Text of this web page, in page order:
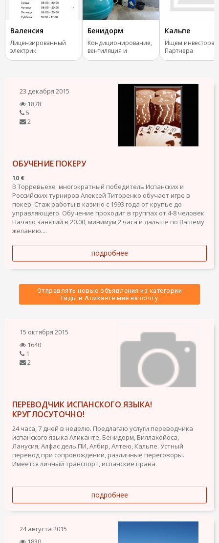
Валенсия
Лицензированный
электрик
Бенидорм
Кондиционирование,
вентиляция и
отопление.
Кальпе
Ищем инвестора
Партнера
23 декабря 2015
1878
5
2
ОБУЧЕНИЕ ПОКЕРУ
10 €
В Торревьехе многократный победитель Испанских и
Российских турниров Алексей Титоренко обучает игре в
покер. Стаж работы в казино с 1993 года от крупье до
управляющего. Обучение проходит в группах от 4-8 человек.
Начало занятий в 20.00, минимум 2 часа и дальше по Вашему
желанию....
подробнее
Отправлять новые объявления из категории
Гиды в Аликанте мне на почту
15 октября 2015
1640
1
2
ПЕРЕВОДЧИК ИСПАНСКОГО ЯЗЫКА!
КРУГЛОСУТОЧНО!
24 часа, 7 дней в неделю. Предлагаю услуги переводчика
испанского языка Аликанте, Бенидорм, Виллахойоса,
Ланусия, Алфас дель ПИ, Албир, Алтею, Кальпе. Устный
перевод при сопровождении, различные переговоры.
Имеется личный транспорт, испанские права.
подробнее
24 августа 2015